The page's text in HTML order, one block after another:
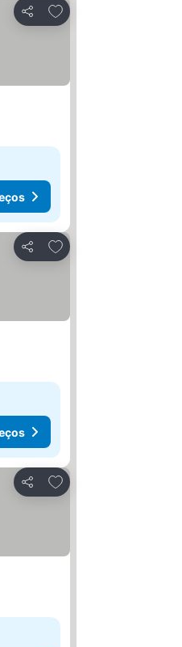
Partilhar
Adicionar aos favoritos
Partilhar
Adicionar aos favoritos
Partilhar
Adicionar aos favoritos